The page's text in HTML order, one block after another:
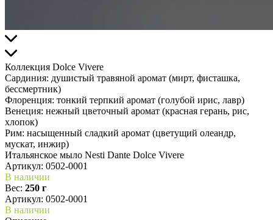
Коллекция Dolce Vivere
Сардиния: душистый травяной аромат (мирт, фисташка,
бессмертник)
Флоренция: тонкий терпкий аромат (голубой ирис, лавр)
Венеция: нежный цветочный аромат (красная герань, рис,
хлопок)
Рим: насыщенный сладкий аромат (цветущий олеандр,
мускат, инжир)
Итальянское мыло Nesti Dante Dolce Vivere
Артикул: 0502-0001
В наличии
Вес: 250 г
Артикул: 0502-0001
В наличии